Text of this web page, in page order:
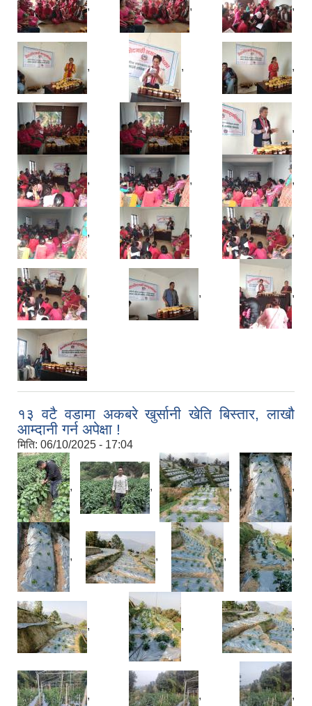
, , ,
, , ,
, , ,
, , ,
, , ,
, , ,
१३ वटै वडामा अकबरे खुर्सानी खेति बिस्तार, लाखौ
आम्दानी गर्न अपेक्षा !
मिति: 06/10/2025 - 17:04
, , , ,
, , , ,
, , ,
, , ,